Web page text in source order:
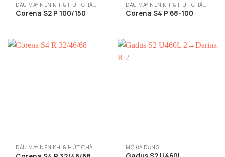
DẦU MÁY NÉN KHÍ & HÚT CHÂN KHÔNG
Corena S2 P 100/150
DẦU MÁY NÉN KHÍ & HÚT CHÂN KHÔNG
Corena S4 P 68-100
DẦU MÁY NÉN KHÍ & HÚT CHÂN KHÔNG MỠ ĐA DỤNG